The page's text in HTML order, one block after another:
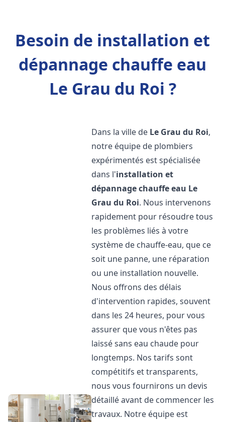
Besoin de installation et
dépannage chauffe eau
Le Grau du Roi ?
Dans la ville de Le Grau du Roi,
notre équipe de plombiers
expérimentés est spécialisée
dans l'installation et
dépannage chauffe eau Le
Grau du Roi. Nous intervenons
rapidement pour résoudre tous
les problèmes liés à votre
système de chauffe-eau, que ce
soit une panne, une réparation
ou une installation nouvelle.
Nous offrons des délais
d'intervention rapides, souvent
dans les 24 heures, pour vous
assurer que vous n'êtes pas
laissé sans eau chaude pour
longtemps. Nos tarifs sont
compétitifs et transparents,
nous vous fournirons un devis
détaillé avant de commencer les
travaux. Notre équipe est